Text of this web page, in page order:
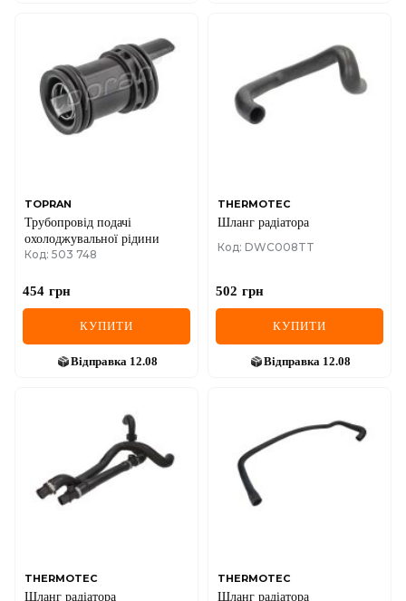
TOPRAN
Трубопровід подачі
охолоджувальної рідини
Код: 503 748
454 грн
КУПИТИ
Відправка 12.08
THERMOTEC
Шланг радіатора
Код: DWC008TT
502 грн
КУПИТИ
Відправка 12.08
THERMOTEC
Шланг радіатора
THERMOTEC
Шланг радіатора